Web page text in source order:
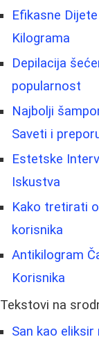
Efikasne
Kilograma
Depilacija
popularnost
Najbolji
Saveti i
Estetske
Iskustva
Kako tretirati
korisnika
Antikilogram
Korisnika
Tekstovi na
San kao